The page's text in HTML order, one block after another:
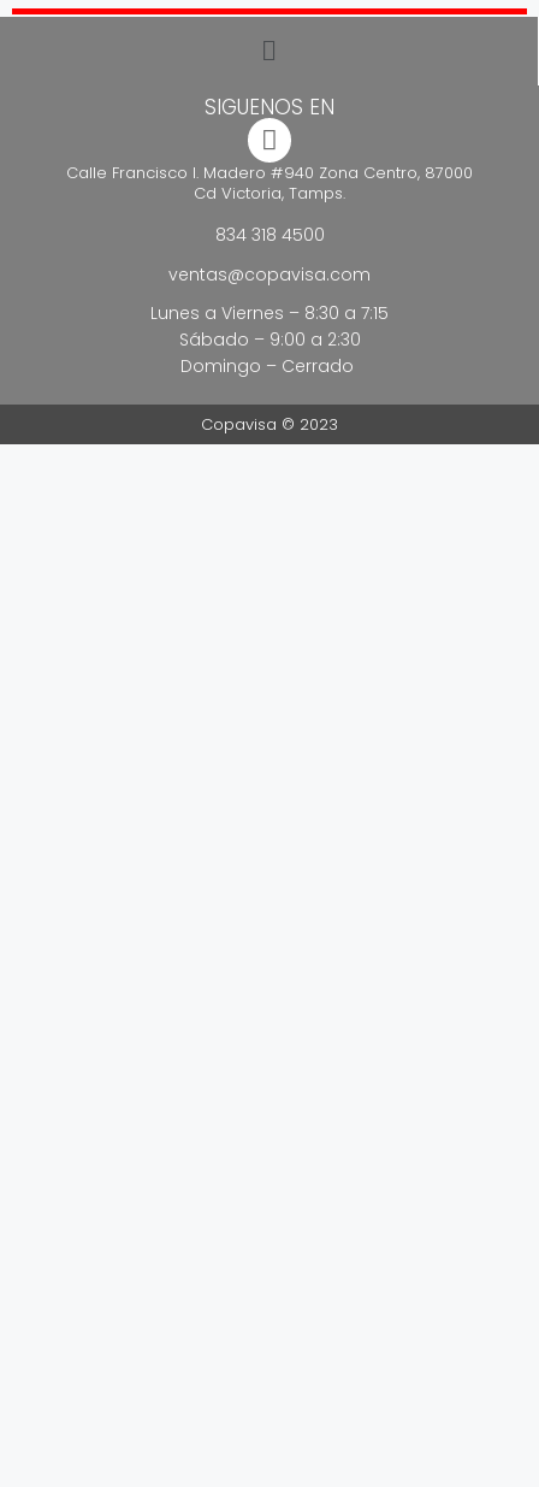
SIGUENOS EN
Calle Francisco I. Madero #940 Zona Centro, 87000
Cd Victoria, Tamps.
834 318 4500
ventas@copavisa.com
Lunes a Viernes – 8:30 a 7:15
Sábado – 9:00 a 2:30
Domingo – Cerrado
Copavisa © 2023